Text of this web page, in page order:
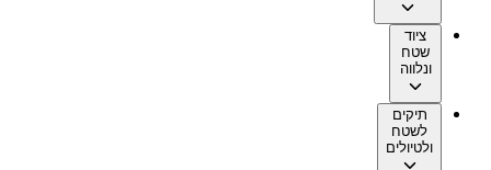
ציוד
שטח
ונלווה
תיקים
לשטח
ולטיולים